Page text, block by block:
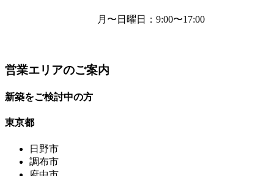
月〜日曜日 ：9:00〜17:00
営業エリアのご案内
新築をご検討中の方
東京都
日野市
調布市